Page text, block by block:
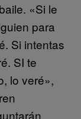
«Si le
para
Si intentas
SI te
lo veré»,